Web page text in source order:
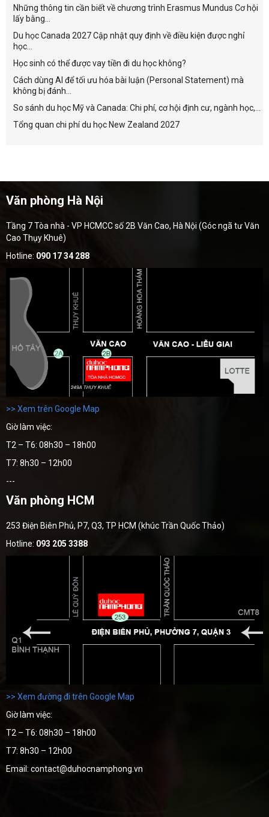
Những thông tin cần biết về chương trình Erasmus Mundus Cơ hội
lấy bằng...
Du học Canada 2027 Cập nhật quy định về điều kiện được nghỉ
học...
Học sinh có thể được vay tiền đi du học không?
Cách dùng AI để tối ưu hóa bài luận (Personal Statement) mà
không bị đánh...
So sánh du học Mỹ và Canada: Chi phí, cơ hội định cư, ngành học,...
Tổng quan chi phí du học New Zealand 2027
Văn phòng Hà Nội
Tầng 7 Tòa nhà - VP HCMCC số 2B Văn Cao, Hà Nội (Góc ngã tư Văn
Cao Thụy Khuê)
Hotline: 090 17 34 288
>> Xem trên Google Map
Giờ làm việc:
T2 – T6: 08h30 – 18h00
T7: 8h30 – 12h00
---
Văn phòng HCM
253 Điện Biên Phủ, P7, Q3, TP HCM (khúc Trần Quốc Thảo)
Hotline: 093 205 3388
>> Xem đường đi trên Google Map
Giờ làm việc:
T2 – T6: 08h30 – 18h00
T7: 8h30 – 12h00
Email: contact@duhocnamphong.vn